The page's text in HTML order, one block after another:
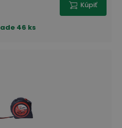
Kúpiť
46 ks